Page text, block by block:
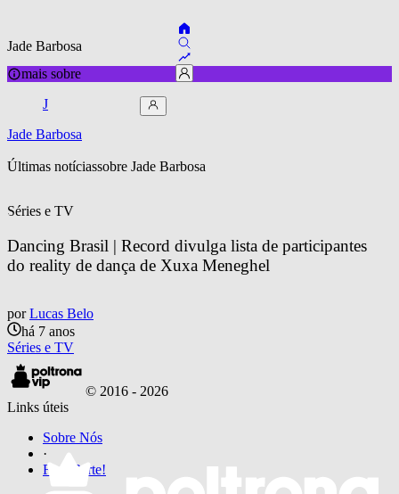
Jade Barbosa
mais sobre
J
Jade Barbosa
Últimas notíciassobre Jade Barbosa
Séries e TV
Dancing Brasil | Record divulga lista de participantes
do reality de dança de Xuxa Meneghel
por Lucas Belo
há 7 anos
Séries e TV
© 2016 - 2026
Links úteis
Sobre Nós
·
Faça Parte!